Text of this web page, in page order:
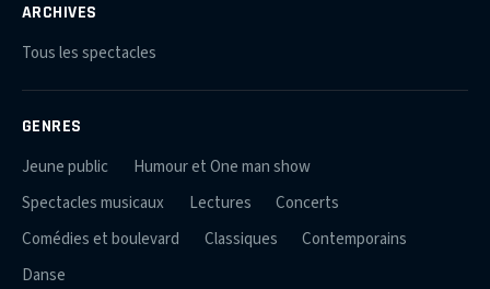
ARCHIVES
Tous les spectacles
GENRES
Jeune public
Humour et One man show
Spectacles musicaux
Lectures
Concerts
Comédies et boulevard
Classiques
Contemporains
Danse